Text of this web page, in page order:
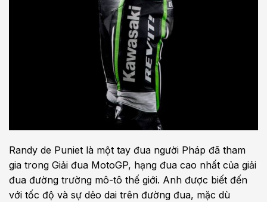
Randy de Puniet là một tay đua người Pháp đã tham
gia trong Giải đua MotoGP, hạng đua cao nhất của giải
đua đường trường mô-tô thế giới. Anh được biết đến
với tốc độ và sự dẻo dai trên đường đua, mặc dù